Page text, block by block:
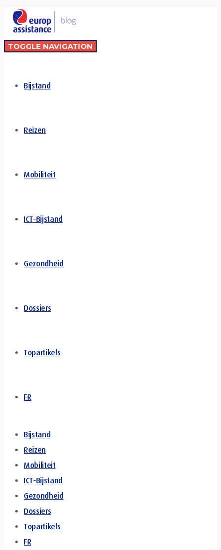
TOGGLE NAVIGATION
Bijstand
Reizen
Mobiliteit
ICT-Bijstand
Gezondheid
Dossiers
Topartikels
FR
Bijstand
Reizen
Mobiliteit
ICT-Bijstand
Gezondheid
Dossiers
Topartikels
FR